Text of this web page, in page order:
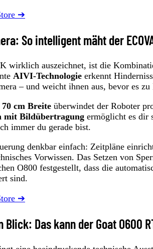
➔
So intelligent mäht der
wirklich auszeichnet, ist die
AIVI-Technologie erkennt
– und weicht ihnen aus, bevor es
cm Breite überwindet der Roboter
mit Bildübertragung ermöglicht es dir
immer du gerade bist.
denkbar einfach: Zeitpläne
Vorwissen. Das Setzen von
O800 festgestellt, dass die
sind.
➔
Das kann der Goat O600